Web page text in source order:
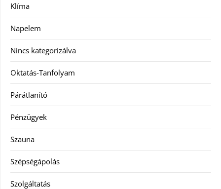
Klíma
Napelem
Nincs kategorizálva
Oktatás-Tanfolyam
Párátlanító
Pénzügyek
Szauna
Szépségápolás
Szolgáltatás